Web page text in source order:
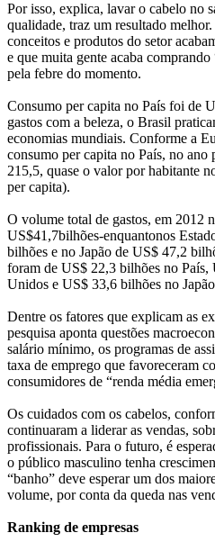
Por isso, explica, lavar o cabelo no
qualidade, traz um resultado
conceitos e produtos do setor
e que muita gente acaba
pela febre do momento.
Consumo per capita no País foi de
gastos com a beleza, o Brasil
economias mundiais. Conforme a
consumo per capita no País, no ano
215,5, quase o valor por habitante
per capita).
O volume total de gastos, em 2012
US$41,7bilhões-enquantonos
bilhões e no Japão de US$ 47,2
foram de US$ 22,3 bilhões no País,
Unidos e US$ 33,6 bilhões no
Dentre os fatores que explicam as
pesquisa aponta questões
salário mínimo, os programas de
taxa de emprego que favoreceram
consumidores de “renda média
Os cuidados com os cabelos,
continuaram a liderar as vendas,
profissionais. Para o futuro, é
o público masculino tenha
“banho” deve esperar um dos
volume, por conta da queda nas
Ranking de empresas